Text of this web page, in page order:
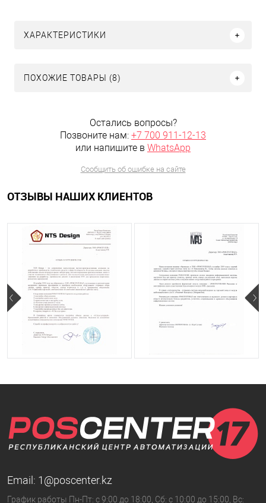
ХАРАКТЕРИСТИКИ
ПОХОЖИЕ ТОВАРЫ (8)
Остались вопросы?
Позвоните нам: +7 700 911-12-13
или напишите в WhatsApp
Сообщить об ошибке на сайте
ОТЗЫВЫ НАШИХ КЛИЕНТОВ
Email: 1@poscenter.kz
График работы Пн-Пт: с 9:00 до 18:00, Сб: с 10:00 до 15:00, Вс: